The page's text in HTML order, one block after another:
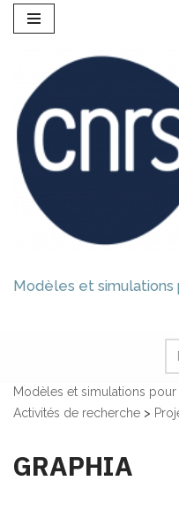
contenu
Modèles et
Modèles et simulations
Activités de recherche >
GRAPHIA